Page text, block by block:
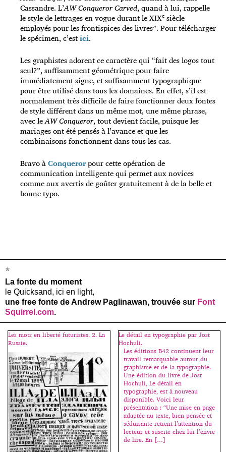
Cassandre. L’AW Conqueror Carved, quand à lui, rappelle
le style de lettrages en vogue durant le XIXe siècle
employés pour les frontispices des livres”. Pour télécharger
le spécimen, c’estici.
Les graphistes adorent ce caractère qui “fait des logos tout
seul?”, suffisamment géométrique pour faire
immédiatement signe, et suffisamment typographique
pour être utilisé dans tous les domaines. En effet, s’il est
normalement très difficile de faire fonctionner deux fontes
de style différent dans un même mot, une même phrase,
avec leAW Conqueror, tout devient facile, puisque les
mariages ont été pensés à l’avance et que les
combinaisons fonctionnent dans tous les cas.
Bravo àConquerorpour cette opération de
communication intelligente qui permet aux novices
comme aux avertis de goûter gratuitement à de la belle et
bonne typo.
*
La fonte du moment
le Quicksand, ici en light,
une free fonte de Andrew Paglinawan, trouvée sur Font
Squirrel.com.
Les mots en liberté futuristes. 2. La
Russie.
Le détail en typographie par Jost
Hochuli.
Les éditions B42 continuent leur
travail remarquable autour du
graphisme et de la typographie.
Une édition du livre de Jost
Hochuli, Le détail en
typographie, est à nouveau
disponible. Voici leur
présentation : “Une mise en page
adaptée au texte, bien pensée et
séduisante retient l’attention du
lecteur et suscite chez lui l’envie
de lire. En […]